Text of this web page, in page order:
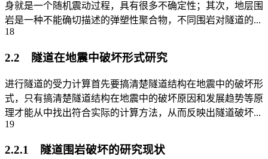
身就是一个随机震动过程，具有很多不确定性；其次，地层围
岩是一种不能确切描述的弹塑性聚合物，不同围岩对隧道的...
18
2.2 隧道在地震中破坏形式研究
进行隧道的受力计算首先要搞清楚隧道结构在地震中的破坏形
式，只有搞清楚隧道结构在地震中的破坏原因和发展趋势等原
理才能从中找出符合实际的计算方法，从而反映出隧道破坏...
19
2.2.1 隧道围岩破坏的研究现状